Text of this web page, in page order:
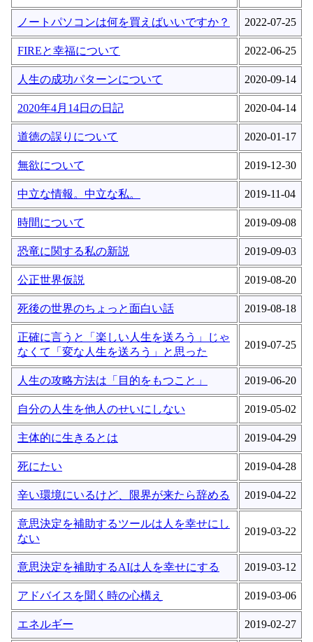
ノートパソコンは何を買えばいいですか？ 2022-07-25
FIREと幸福について 2022-06-25
人生の成功パターンについて 2020-09-14
2020年4月14日の日記 2020-04-14
道徳の誤りについて 2020-01-17
無欲について 2019-12-30
中立な情報。中立な私。 2019-11-04
時間について 2019-09-08
恐竜に関する私の新説 2019-09-03
公正世界仮説 2019-08-20
死後の世界のちょっと面白い話 2019-08-18
正確に言うと「楽しい人生を送ろう」じゃ
なくて「変な人生を送ろう」と思った
2019-07-25
人生の攻略方法は「目的をもつこと」 2019-06-20
自分の人生を他人のせいにしない 2019-05-02
主体的に生きるとは 2019-04-29
死にたい 2019-04-28
辛い環境にいるけど、限界が来たら辞める 2019-04-22
意思決定を補助するツールは人を幸せにし
ない
2019-03-22
意思決定を補助するAIは人を幸せにする 2019-03-12
アドバイスを聞く時の心構え 2019-03-06
エネルギー 2019-02-27